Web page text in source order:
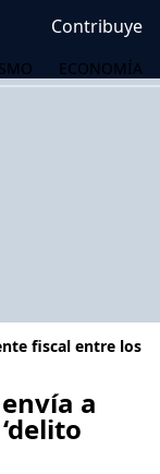
Contribuye
ECONOMÍA
fiscal entre los
a